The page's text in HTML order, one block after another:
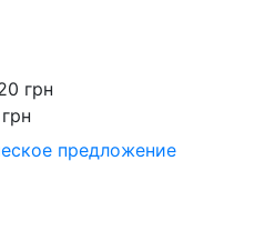
грн
предложение